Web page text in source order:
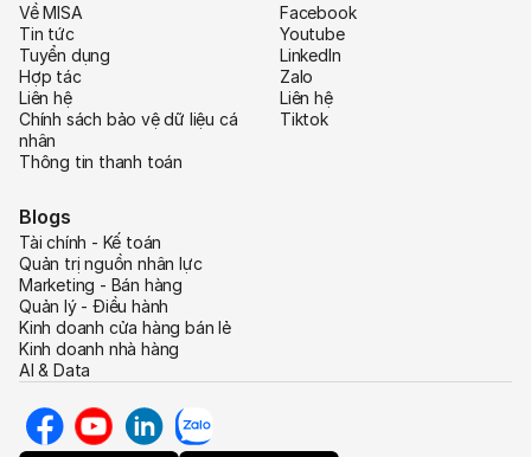
Về MISA
Tin tức
Tuyển dụng
Hợp tác
Liên hệ
Chính sách bảo vệ dữ liệu cá
nhân
Thông tin thanh toán
Facebook
Youtube
LinkedIn
Zalo
Liên hệ
Tiktok
Blogs
Tài chính - Kế toán
Quản trị nguồn nhân lực
Marketing - Bán hàng
Quản lý - Điều hành
Kinh doanh cửa hàng bán lẻ
Kinh doanh nhà hàng
AI & Data